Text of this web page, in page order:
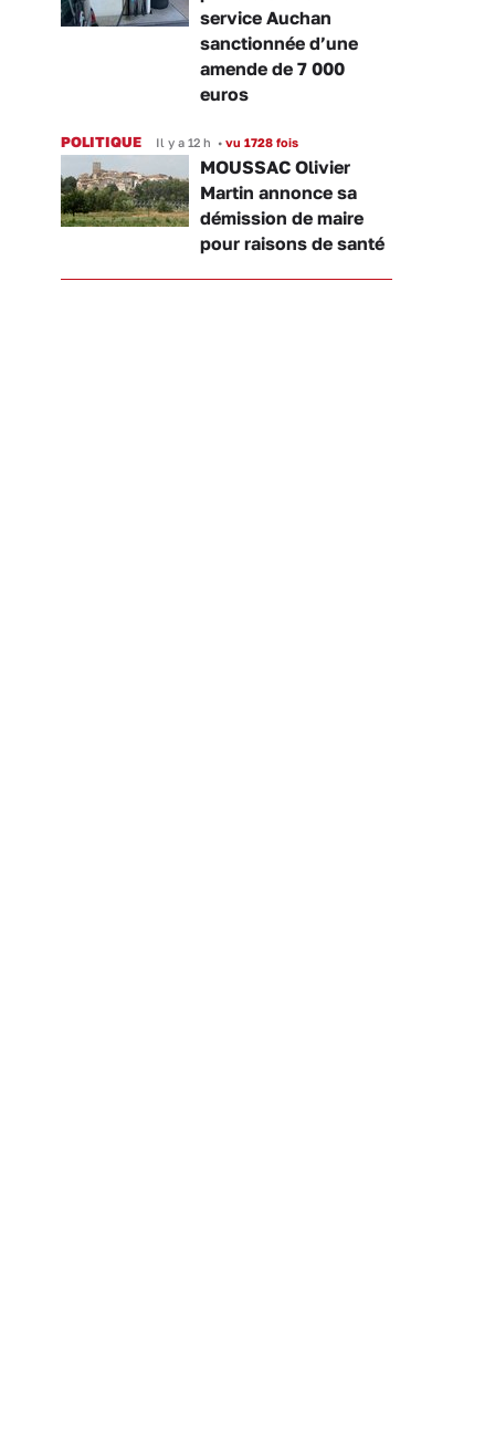
service Auchan
sanctionnée d’une
amende de 7 000
euros
POLITIQUE Il y a 12 h • vu 1728 fois
MOUSSAC Olivier
Martin annonce sa
démission de maire
pour raisons de santé